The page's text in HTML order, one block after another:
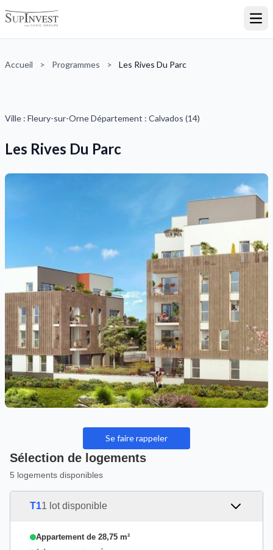
Accueil > Programmes > Les Rives Du Parc
Ville : Fleury-sur-Orne Département : Calvados (14)
Les Rives Du Parc
Se faire rappeler
Sélection de logements
5 logements disponibles
T11 lot disponible
Appartement de 28,75 m²